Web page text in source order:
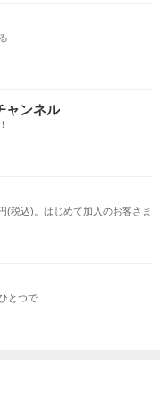
ャンネル
(税込)。はじめて加入のお客さま
とつで